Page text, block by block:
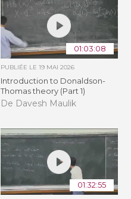
01:03:08
PUBLIÉE LE 19 MAI 2026
Introduction to Donaldson-
Thomas theory (Part 1)
De Davesh Maulik
01:32:55